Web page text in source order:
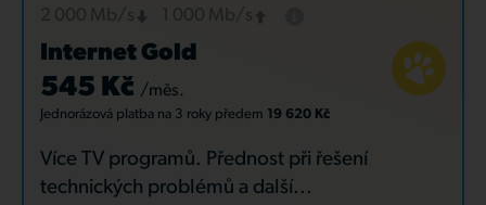
Internet Gold
545 Kč /měs.
Jednorázová platba na 3 roky předem 19 620 Kč
Více TV programů. Přednost při řešení
technických problémů a další...